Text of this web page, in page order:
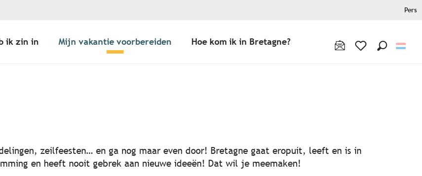
Pers
ik zin in Mijn vakantie voorbereiden Hoe kom ik in Bretagne?
aux favoris
zeilfeesten… en ga nog maar even door! Bretagne gaat eropuit, leeft en is in
en heeft nooit gebrek aan nieuwe ideeën! Dat wil je meemaken!